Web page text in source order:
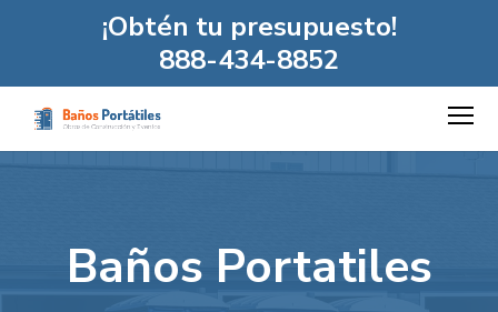
¡Obtén tu presupuesto!
888-434-8852
Baños Portatiles